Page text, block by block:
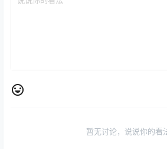
暂无讨论，说说你的看